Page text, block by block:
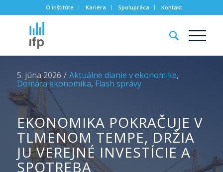
O inštitúte Kariéra Spolupráca Kontakt
5. júna 2026 / Aktuálne dianie v ekonomike,
Domáca ekonomika, Flash správy
EKONOMIKA POKRAČUJE V
TLMENOM TEMPE, DRŽIA
JU VEREJNÉ INVESTÍCIE A
SPOTREBA